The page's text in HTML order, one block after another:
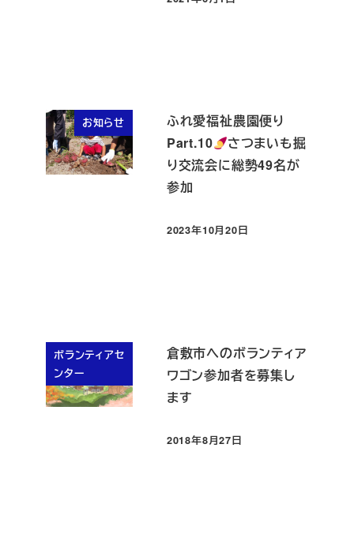
投稿日
お知らせ
ふれ愛福祉農園便り
Part.10
さつまいも掘
り交流会に総勢49名が
参加
投稿日
2023年10月20日
ボランティアセ
ンター
倉敷市へのボランティア
ワゴン参加者を募集し
ます
投稿日
2018年8月27日